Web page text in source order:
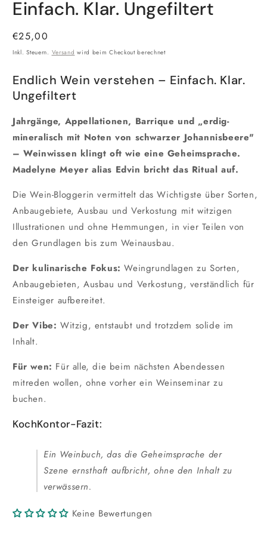
Einfach. Klar. Ungefiltert
Normaler
Preis
€25,00
Inkl. Steuern. Versand wird beim Checkout berechnet
Endlich Wein verstehen – Einfach. Klar.
Ungefiltert
Jahrgänge, Appellationen, Barrique und „erdig-
mineralisch mit Noten von schwarzer Johannisbeere"
– Weinwissen klingt oft wie eine Geheimsprache.
Madelyne Meyer alias Edvin bricht das Ritual auf.
Die Wein-Bloggerin vermittelt das Wichtigste über Sorten,
Anbaugebiete, Ausbau und Verkostung mit witzigen
Illustrationen und ohne Hemmungen, in vier Teilen von
den Grundlagen bis zum Weinausbau.
Der kulinarische Fokus: Weingrundlagen zu Sorten,
Anbaugebieten, Ausbau und Verkostung, verständlich für
Einsteiger aufbereitet.
Der Vibe: Witzig, entstaubt und trotzdem solide im
Inhalt.
Für wen: Für alle, die beim nächsten Abendessen
mitreden wollen, ohne vorher ein Weinseminar zu
buchen.
KochKontor-Fazit:
Ein Weinbuch, das die Geheimsprache der
Szene ernsthaft aufbricht, ohne den Inhalt zu
verwässern.
Keine Bewertungen